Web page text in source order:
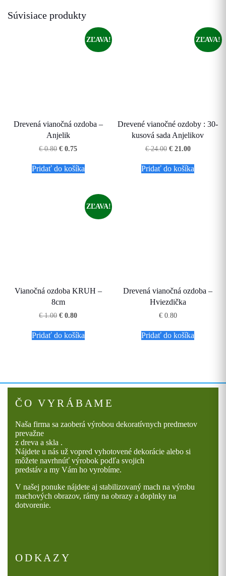
Súvisiace produkty
ZĽAVA!
Drevená vianočná ozdoba –
Anjelik
€0.80 Pôvodná
bola:
€ 0.80.
€ 0.75Aktuálna
je:
€ 0.75.
Pridať do košíka
ZĽAVA!
Drevené vianočné ozdoby : 30-
kusová sada Anjelikov
€24.00 Pôvodná
bola:
€ 24.00.
€21.00Aktuálna
je:
€ 21.00.
Pridať do košíka
ZĽAVA!
Vianočná ozdoba KRUH –
8cm
€1.00 Pôvodná
bola:
€ 1.00.
€ 0.80Aktuálna
je:
€ 0.80.
Pridať do košíka
Drevená vianočná ozdoba –
Hviezdička
€0.80
Pridať do košíka
ČO VYRÁBAME
Naša firma sa zaoberá výrobou dekoratívnych predmetov
prevažne
z dreva a skla .
Nájdete u nás už vopred vyhotovené dekorácie alebo si
môžete navrhnúť výrobok podľa svojich
predstáv a my Vám ho vyrobíme.
V našej ponuke nájdete aj stabilizovaný mach na výrobu
machových obrazov, rámy na obrazy a doplnky na
dotvorenie.
ODKAZY